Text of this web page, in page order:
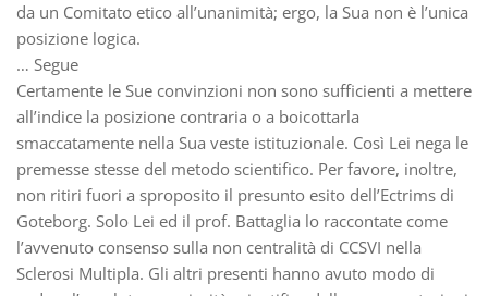
da un Comitato etico all’unanimità; ergo, la Sua non è l’unica
posizione logica.
… Segue
Certamente le Sue convinzioni non sono sufficienti a mettere
all’indice la posizione contraria o a boicottarla
smaccatamente nella Sua veste istituzionale. Così Lei nega le
premesse stesse del metodo scientifico. Per favore, inoltre,
non ritiri fuori a sproposito il presunto esito dell’Ectrims di
Goteborg. Solo Lei ed il prof. Battaglia lo raccontate come
l’avvenuto consenso sulla non centralità di CCSVI nella
Sclerosi Multipla. Gli altri presenti hanno avuto modo di